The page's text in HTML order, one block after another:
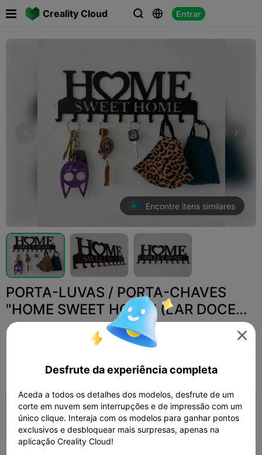
Creality Cloud   Entrar

Encontre itens similares
PORTA-LUVAS / PORTA-CHAVES
"HOME SWEET HOME" (LAR DOCE
LAR)
Print Settings  Adicionar Doméstico 
 Adicionar configuração de impressão
Ganhar mais pontos

Desfrute da experiência completa
Aceda a todos os detalhes dos modelos, desfrute de um
corte em nuvem sem interrupções e de impressão com um
único clique. Interaja com os modelos para ganhar pontos
exclusivos e desbloquear mais surpresas, apenas na
aplicação Creality Cloud!